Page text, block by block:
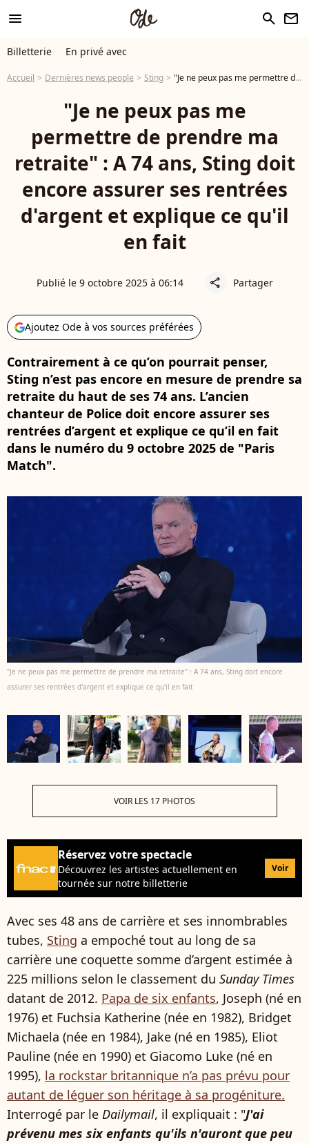
menu search newsletter
Billetterie En privé avec
Accueil Dernières news people Sting "Je ne peux pas me permettre de prendre ma retraite" : A 74 ans, Sting doit encore assurer ses rentrées d'argent et explique ce qu'il en fait
"Je ne peux pas me
permettre de prendre ma
retraite" : A 74 ans, Sting doit
encore assurer ses rentrées
d'argent et explique ce qu'il
en fait
Publié le 9 octobre 2025 à 06:14 share Partager
Ajoutez Ode à vos sources préférées
Contrairement à ce qu’on pourrait penser,
Sting n’est pas encore en mesure de prendre sa
retraite du haut de ses 74 ans. L’ancien
chanteur de Police doit encore assurer ses
rentrées d’argent et explique ce qu’il en fait
dans le numéro du 9 octobre 2025 de "Paris
Match".
"Je ne peux pas me permettre de prendre ma retraite" : A 74 ans, Sting doit encore
assurer ses rentrées d'argent et explique ce qu'il en fait
VOIR LES 17 PHOTOS
Réservez votre spectacle
Découvrez les artistes actuellement en
tournée sur notre billetterie
Voir
Avec ses 48 ans de carrière et ses innombrables
tubes, Sting a empoché tout au long de sa
carrière une coquette somme d’argent estimée à
225 millions selon le classement du Sunday Times
datant de 2012. Papa de six enfants, Joseph (né en
1976) et Fuchsia Katherine (née en 1982), Bridget
Michaela (née en 1984), Jake (né en 1985), Eliot
Pauline (née en 1990) et Giacomo Luke (né en
1995), la rockstar britannique n’a pas prévu pour
autant de léguer son héritage à sa progéniture.
Interrogé par le Dailymail, il expliquait : "J'ai
prévenu mes six enfants qu'ils n'auront que peu